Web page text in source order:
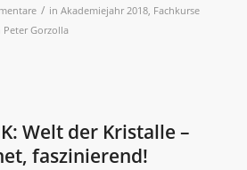
/ in Akademiejahr 2018, Fachkurse
Peter Gorzolla
Welt der Kristalle –
faszinierend!